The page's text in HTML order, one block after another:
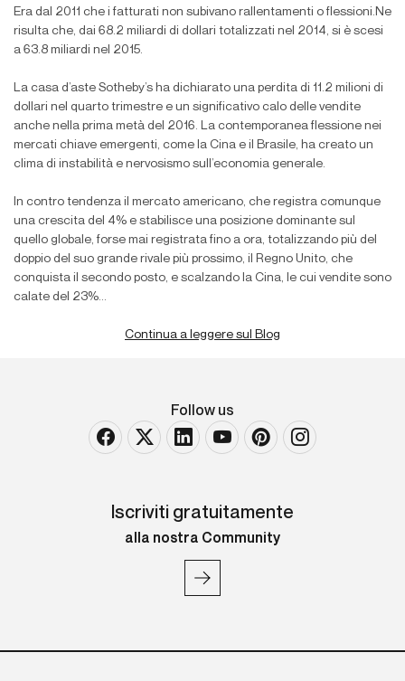
Era dal 2011 che i fatturati non subivano rallentamenti o flessioni.Ne
risulta che, dai 68.2 miliardi di dollari totalizzati nel 2014, si è scesi
a 63.8 miliardi nel 2015.
La casa d’aste Sotheby’s ha dichiarato una perdita di 11.2 milioni di
dollari nel quarto trimestre e un significativo calo delle vendite
anche nella prima metà del 2016. La contemporanea flessione nei
mercati chiave emergenti, come la Cina e il Brasile, ha creato un
clima di instabilità e nervosismo sull’economia generale.
In contro tendenza il mercato americano, che registra comunque
una crescita del 4% e stabilisce una posizione dominante sul
quello globale, forse mai registrata fino a ora, totalizzando più del
doppio del suo grande rivale più prossimo, il Regno Unito, che
conquista il secondo posto, e scalzando la Cina, le cui vendite sono
calate del 23%...
Continua a leggere sul Blog
Follow us
Iscriviti gratuitamente
alla nostra Community